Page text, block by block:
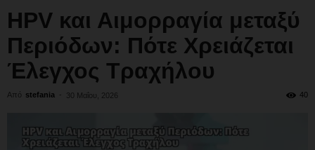
HPV και Αιμορραγία μεταξύ
Περιόδων: Πότε Χρειάζεται
Έλεγχος Τραχήλου
Από stefania - 30 Μαΐου, 2026 40